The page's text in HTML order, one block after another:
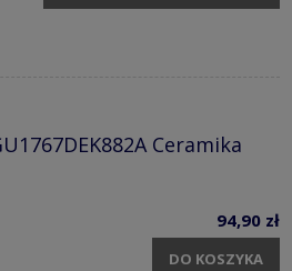
Ceramika
94,90 zł
DO KOSZYKA